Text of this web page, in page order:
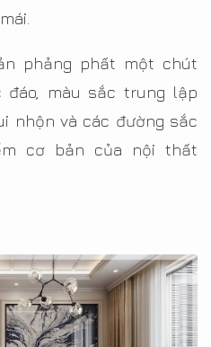
phảng phất một chút
màu sắc trung lập
nhộn và các đường sắc
cơ bản của nội thất